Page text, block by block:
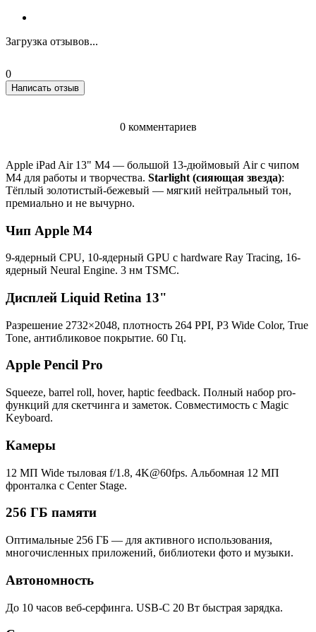
Загрузка отзывов...
0
Написать отзыв
0 комментариев
Apple iPad Air 13" M4 — большой 13-дюймовый Air с чипом
M4 для работы и творчества. Starlight (сияющая звезда):
Тёплый золотистый-бежевый — мягкий нейтральный тон,
премиально и не вычурно.
Чип Apple M4
9-ядерный CPU, 10-ядерный GPU с hardware Ray Tracing, 16-
ядерный Neural Engine. 3 нм TSMC.
Дисплей Liquid Retina 13"
Разрешение 2732×2048, плотность 264 PPI, P3 Wide Color, True
Tone, антибликовое покрытие. 60 Гц.
Apple Pencil Pro
Squeeze, barrel roll, hover, haptic feedback. Полный набор pro-
функций для скетчинга и заметок. Совместимость с Magic
Keyboard.
Камеры
12 МП Wide тыловая f/1.8, 4K@60fps. Альбомная 12 МП
фронталка с Center Stage.
256 ГБ памяти
Оптимальные 256 ГБ — для активного использования,
многочисленных приложений, библиотеки фото и музыки.
Автономность
До 10 часов веб-серфинга. USB-C 20 Вт быстрая зарядка.